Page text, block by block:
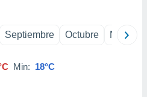
Septiembre Octubre
Min: 18°C